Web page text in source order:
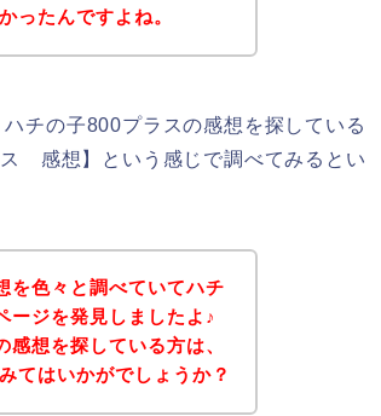
ったんですよね。
チの子800プラスの感想を探している
感想】という感じで調べてみるとい
を色々と調べていてハチ
ージを発見しましたよ♪
想を探している方は、
てはいかがでしょうか？